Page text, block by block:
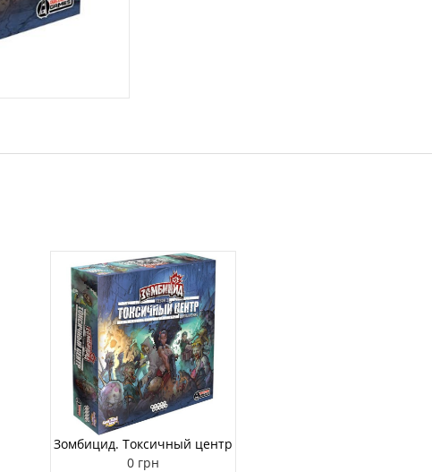
Зомбицид. Токсичный центр
(дополнение)
0 грн